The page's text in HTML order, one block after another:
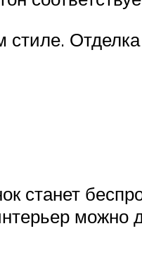
станет
можно